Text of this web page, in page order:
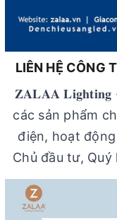
LIÊN HỆ CÔNG
𝐙𝐀𝐋𝐀𝐀 𝐋𝐢𝐠𝐡𝐭𝐢𝐧𝐠
các sản phẩm
điện, hoạt
Chủ đầu tư,